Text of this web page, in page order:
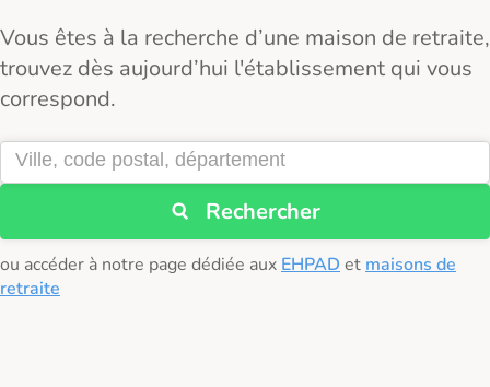
Vous êtes à la recherche d’une maison de retraite,
trouvez dès aujourd’hui l'établissement qui vous
correspond.
Rechercher
ou accéder à notre page dédiée aux EHPAD et maisons de
retraite